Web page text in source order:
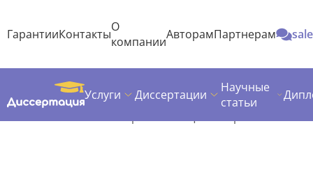
ГарантииКонтактыО
компанииАвторамПартнерам
Услуги Диссертации
Научные
статьи
ДиссертацияТемы магистерских диссертаций